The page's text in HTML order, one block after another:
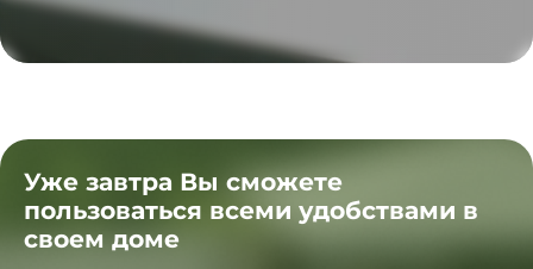
Уже завтра Вы сможете
пользоваться всеми удобствами в
своем доме